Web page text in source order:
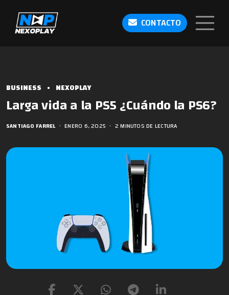
CONTACTO
BUSINESS • NEXOPLAY
Larga vida a la PS5 ¿Cuándo la PS6?
SANTIAGO FARREL • ENERO 6, 2025 • 2 MINUTOS DE LECTURA